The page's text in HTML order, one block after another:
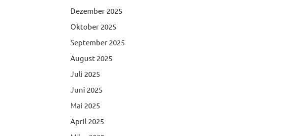
Dezember 2025
Oktober 2025
September 2025
August 2025
Juli 2025
Juni 2025
Mai 2025
April 2025